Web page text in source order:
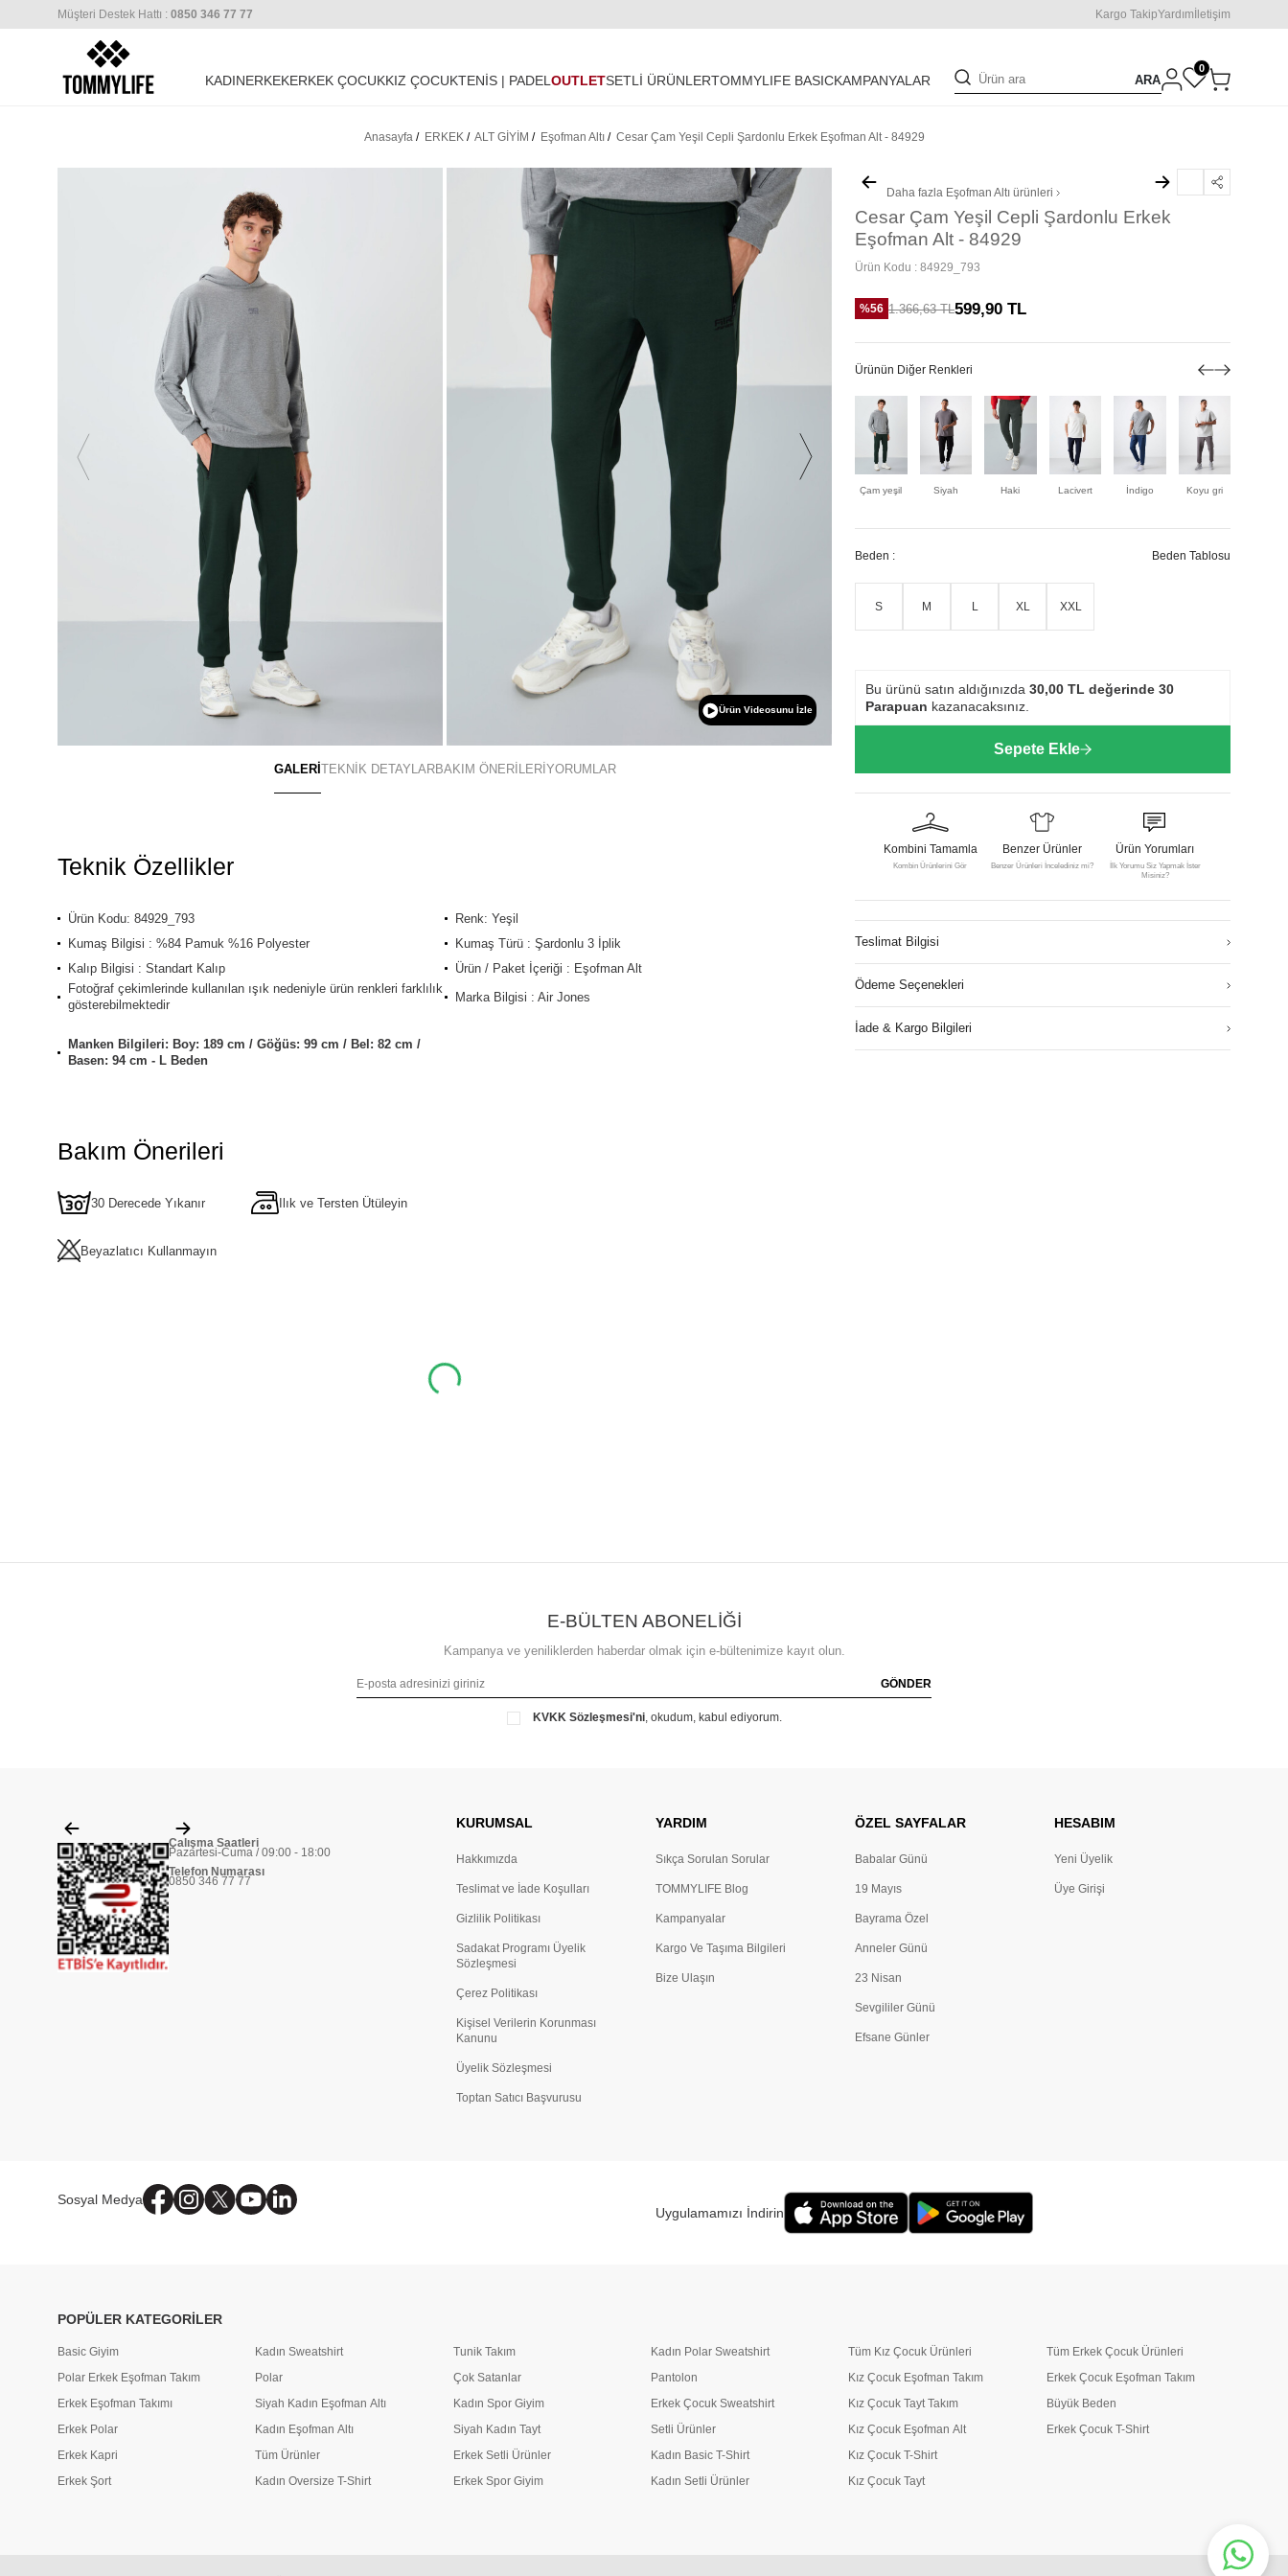
Müşteri Destek Hattı : 0850 346 77 77 Kargo TakipYardım İletişim
KADINERKEKERKEK ÇOCUKKIZ ÇOCUKTENİS | PADELOUTLETSETLİ ÜRÜNLERTOMMYLIFE BASICKAMPANYALAR ARA
0
Anasayfa/ ERKEK/ ALT GİYİM / Eşofman Altı/ Cesar Çam Yeşil Cepli Şardonlu Erkek Eşofman Alt - 84929
Ürün Videosunu İzle
GALERİ TEKNİK DETAYLARBAKIM ÖNERİLERİ YORUMLAR
Teknik Özellikler
Ürün Kodu: 84929_793
Renk: Yeşil
Kumaş Bilgisi : %84 Pamuk %16 Polyester
Kumaş Türü : Şardonlu 3 İplik
Kalıp Bilgisi : Standart Kalıp
Ürün / Paket İçeriği : Eşofman Alt
Fotoğraf çekimlerinde kullanılan ışık nedeniyle ürün renkleri farklılık
gösterebilmektedir
Marka Bilgisi : Air Jones
Manken Bilgileri: Boy: 189 cm / Göğüs: 99 cm / Bel: 82 cm /
Basen: 94 cm - L Beden
Bakım Önerileri
30 Derecede Yıkanır Ilık ve Tersten Ütüleyin
Beyazlatıcı Kullanmayın
Daha fazla Eşofman Altı ürünleri
Cesar Çam Yeşil Cepli Şardonlu Erkek
Eşofman Alt - 84929
Ürün Kodu : 84929_793
%56 1.366,63TL599,90 TL
Ürünün Diğer Renkleri
Çam yeşil Siyah Haki Lacivert İndigo Koyu gri
Beden : Beden Tablosu
S M L XL XXL
Bu ürünü satın aldığınızda 30,00 TL değerinde 30
Parapuan kazanacaksınız.
Sepete Ekle
Kombini Tamamla
Kombin Ürünlerini Gör
Benzer Ürünler
Benzer Ürünleri İncelediniz mi?
Ürün Yorumları
İlk Yorumu Siz Yapmak İster
Misiniz?
Teslimat Bilgisi
Ödeme Seçenekleri
İade & Kargo Bilgileri
E-BÜLTEN ABONELİĞİ
Kampanya ve yeniliklerden haberdar olmak için e-bültenimize kayıt olun.
GÖNDER
KVKK Sözleşmesi'ni, okudum, kabul ediyorum.
Çalışma Saatleri
Pazartesi-Cuma / 09:00 - 18:00
Telefon Numarası
0850 346 77 77
KURUMSAL
Hakkımızda
Teslimat ve İade Koşulları
Gizlilik Politikası
Sadakat Programı Üyelik
Sözleşmesi
Çerez Politikası
Kişisel Verilerin Korunması
Kanunu
Üyelik Sözleşmesi
Toptan Satıcı Başvurusu
YARDIM
Sıkça Sorulan Sorular
TOMMYLIFE Blog
Kampanyalar
Kargo Ve Taşıma Bilgileri
Bize Ulaşın
ÖZEL SAYFALAR
Babalar Günü
19 Mayıs
Bayrama Özel
Anneler Günü
23 Nisan
Sevgililer Günü
Efsane Günler
HESABIM
Yeni Üyelik
Üye Girişi
Sosyal Medya
Uygulamamızı İndirin
POPÜLER KATEGORİLER
Basic Giyim
Polar Erkek Eşofman Takım
Erkek Eşofman Takımı
Erkek Polar
Erkek Kapri
Erkek Şort
Kadın Sweatshirt
Polar
Siyah Kadın Eşofman Altı
Kadın Eşofman Altı
Tüm Ürünler
Kadın Oversize T-Shirt
Tunik Takım
Çok Satanlar
Kadın Spor Giyim
Siyah Kadın Tayt
Erkek Setli Ürünler
Erkek Spor Giyim
Kadın Polar Sweatshirt
Pantolon
Erkek Çocuk Sweatshirt
Setli Ürünler
Kadın Basic T-Shirt
Kadın Setli Ürünler
Tüm Kız Çocuk Ürünleri
Kız Çocuk Eşofman Takım
Kız Çocuk Tayt Takım
Kız Çocuk Eşofman Alt
Kız Çocuk T-Shirt
Kız Çocuk Tayt
Tüm Erkek Çocuk Ürünleri
Erkek Çocuk Eşofman Takım
Büyük Beden
Erkek Çocuk T-Shirt